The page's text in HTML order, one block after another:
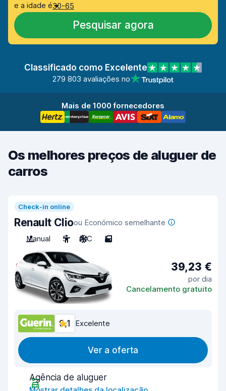
e a idade é30-65
Pesquisar agora
Classificado como Excelente
279 803 avaliações no
Mais de 1000 fornecedores
Os melhores preços de aluguer de
carros
Check-in online
Renault Clioou Económico semelhante
Manual
5 A/C 5
39,23 €
por dia
Cancelamento gratuito
9,1 Excelente
Ver a oferta
Agência de aluguer